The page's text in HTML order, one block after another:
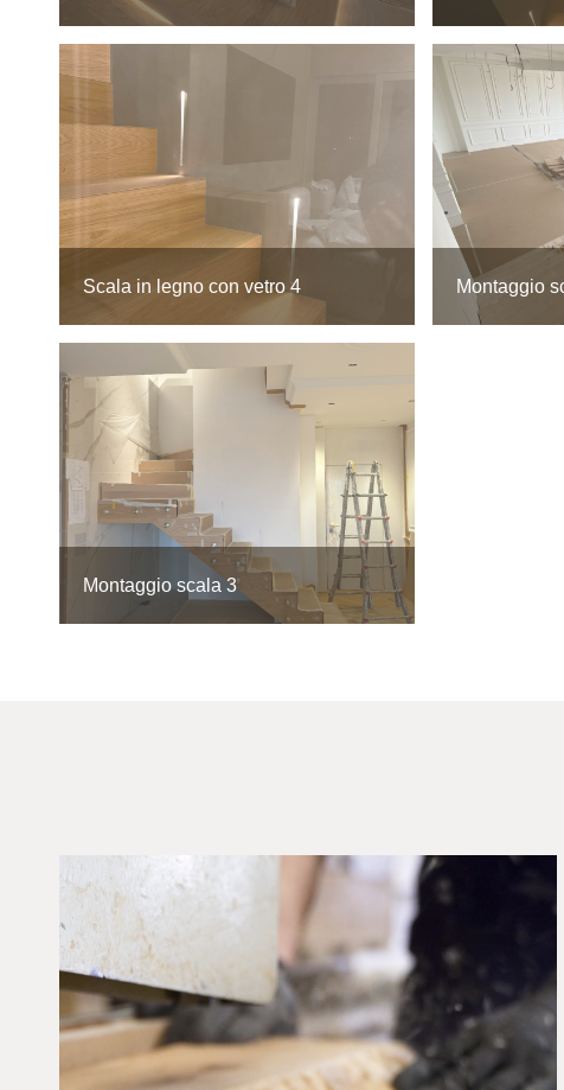
Scala in legno con vetro 4 Montaggio
Montaggio scala 3